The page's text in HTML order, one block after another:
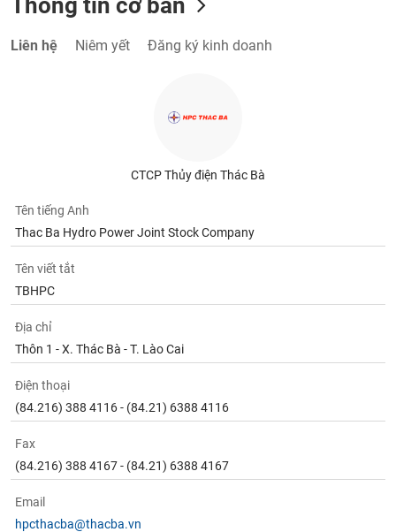
Thông tin cơ bản
Liên hệ Niêm yết Đăng ký kinh doanh
CTCP Thủy điện Thác Bà
Tên tiếng Anh
Thac Ba Hydro Power Joint Stock Company
Tên viết tắt
TBHPC
Địa chỉ
Thôn 1 - X. Thác Bà - T. Lào Cai
Điện thoại
(84.216) 388 4116 - (84.21) 6388 4116
Fax
(84.216) 388 4167 - (84.21) 6388 4167
Email
hpcthacba@thacba.vn